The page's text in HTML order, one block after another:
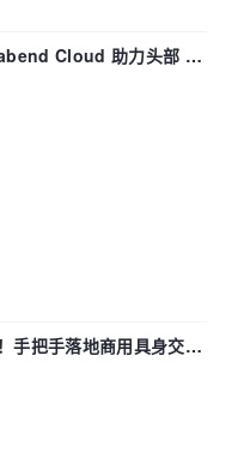
Cloud 助力头部 AI
手把手落地商用具身交互